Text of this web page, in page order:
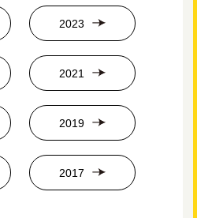
2023
2021
2019
2017